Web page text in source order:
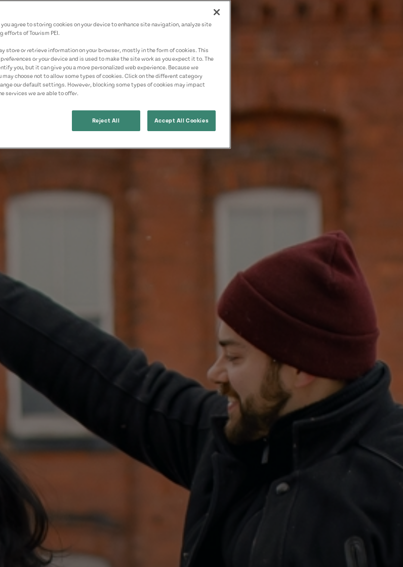
agree to storing cookies on your device to enhance site navigation, analyze site
efforts of Tourism PEI.
store or retrieve information on your browser, mostly in the form of cookies. This
or your device and is used to make the site work as you expect it to. The
you, but it can give you a more personalized web experience. Because we
choose not to allow some types of cookies. Click on the different category
our default settings. However, blocking some types of cookies may impact
services we are able to offer.
Reject All Accept All Cookies